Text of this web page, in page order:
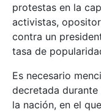
protestas en la
activistas,
contra un
tasa de
Es necesario
decretada durante
la nación, en el